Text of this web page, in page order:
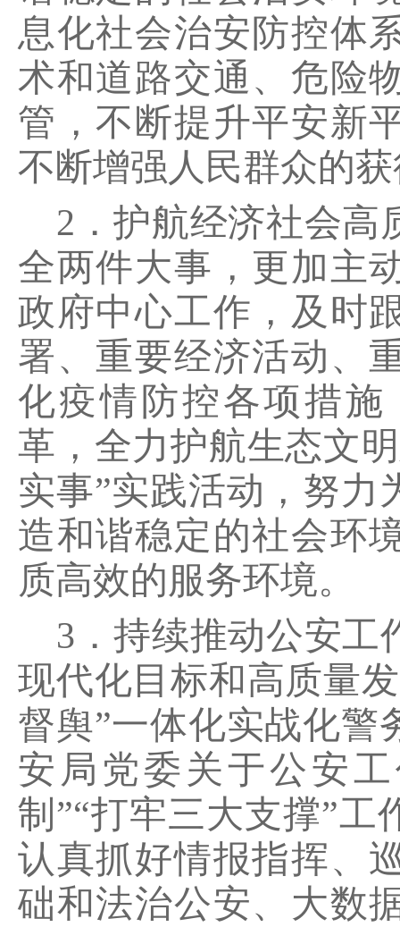
息化社会治安防控体
术和道路交通、危险
管，不断提升平安新
不断增强人民群众的
2．护航经济社会高
全两件大事，更加主
政府中心工作，及时
署、重要经济活动、
化疫情防控各项措
革，全力护航生态文
实事”实践活动，努力
造和谐稳定的社会环
质高效的服务环境。
3．持续推动公安工
现代化目标和高质量
督舆”一体化实战化警
安局党委关于公安
制”“打牢三大支撑”工
认真抓好情报指挥、
础和法治公安、大数